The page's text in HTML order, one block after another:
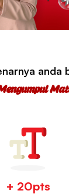
anda
+ 20pts